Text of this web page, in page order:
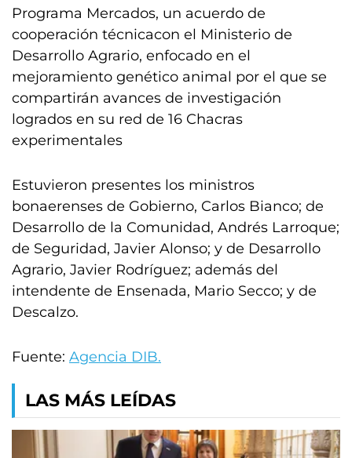
Programa Mercados, un acuerdo de
cooperación técnicacon el Ministerio de
Desarrollo Agrario, enfocado en el
mejoramiento genético animal por el que se
compartirán avances de investigación
logrados en su red de 16 Chacras
experimentales
Estuvieron presentes los ministros
bonaerenses de Gobierno, Carlos Bianco; de
Desarrollo de la Comunidad, Andrés Larroque;
de Seguridad, Javier Alonso; y de Desarrollo
Agrario, Javier Rodríguez; además del
intendente de Ensenada, Mario Secco; y de
Descalzo.
Fuente: Agencia DIB.
LAS MÁS LEÍDAS